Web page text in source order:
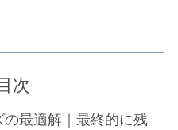
次
最適解｜最終的に残